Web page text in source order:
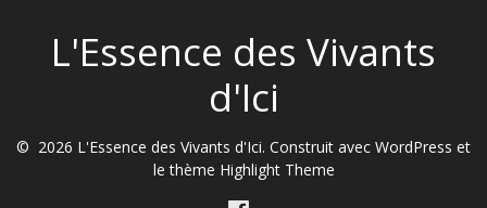
L'Essence des Vivants
d'Ici
© 2026 L'Essence des Vivants d'Ici. Construit avec WordPress et
le thème Highlight Theme